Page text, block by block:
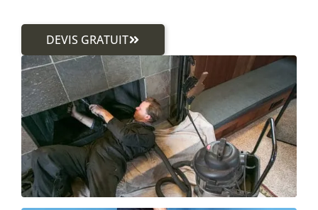
DEVIS GRATUIT